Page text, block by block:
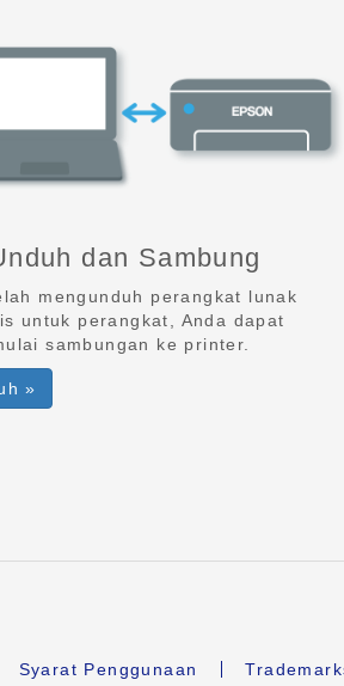
dan Sambung
mengunduh perangkat lunak
untuk perangkat, Anda dapat
sambungan ke printer.
»
Syarat Penggunaan